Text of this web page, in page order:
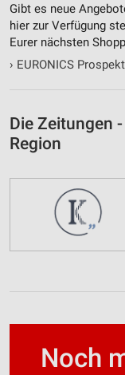
Gibt es neue
hier zur Verfügung
Eurer nächsten
› EURONICS
Die Zeitungen
Region
Noch